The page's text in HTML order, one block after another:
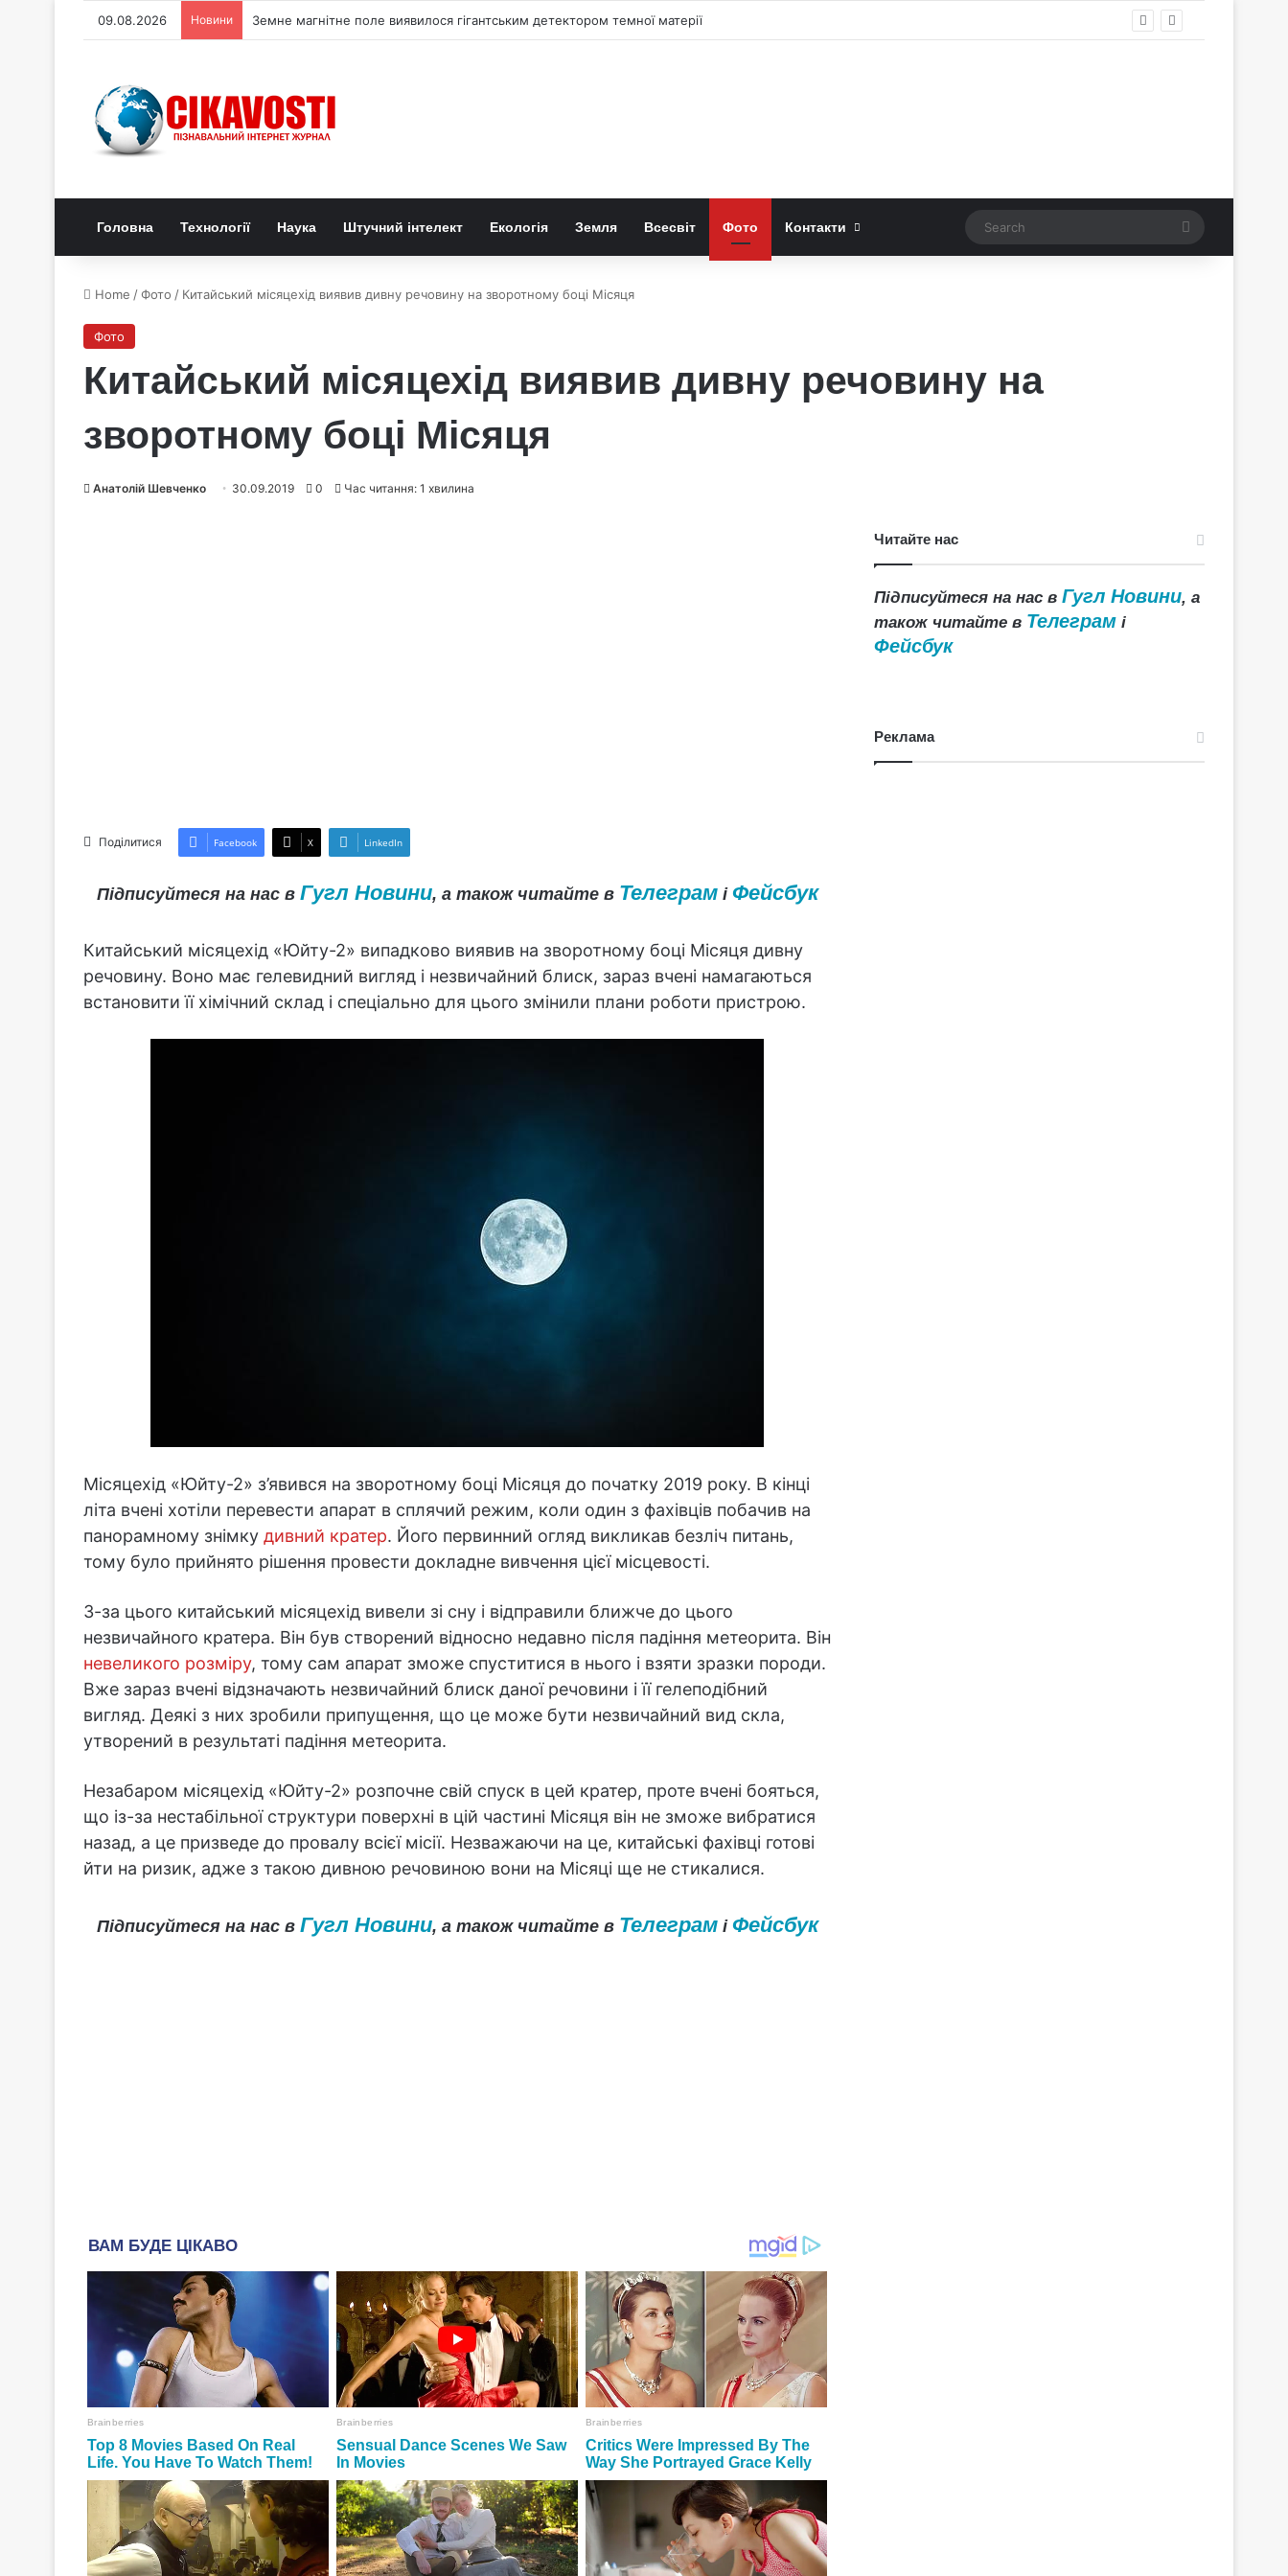
09.08.2026 Новини Земне магнітне поле виявилося гігантським детектором темної матерії
Головна Технології Наука Штучний інтелект Екологія Земля Всесвіт Фото Контакти Search
Home /Фото / Китайський місяцехід виявив дивну речовину на зворотному боці Місяця
Фото
Китайський місяцехід виявив дивну речовину на
зворотному боці Місяця
Анатолій Шевченко 30.09.2019 0 Час читання: 1 хвилина
Поділитися Facebook X LinkedIn
Підписуйтеся на нас в Гугл Новини, а також читайте в Телеграмі Фейсбук
Китайський місяцехід «Юйту-2» випадково виявив на зворотному боці Місяця дивну
речовину. Воно має гелевидний вигляд і незвичайний блиск, зараз вчені намагаються
встановити її хімічний склад і спеціально для цього змінили плани роботи пристрою.
Місяцехід «Юйту-2» з’явився на зворотному боці Місяця до початку 2019 року. В кінці
літа вчені хотіли перевести апарат в сплячий режим, коли один з фахівців побачив на
панорамному знімку дивний кратер. Його первинний огляд викликав безліч питань,
тому було прийнято рішення провести докладне вивчення цієї місцевості.
З-за цього китайський місяцехід вивели зі сну і відправили ближче до цього
незвичайного кратера. Він був створений відносно недавно після падіння метеорита. Він
невеликого розміру, тому сам апарат зможе спуститися в нього і взяти зразки породи.
Вже зараз вчені відзначають незвичайний блиск даної речовини і її гелеподібний
вигляд. Деякі з них зробили припущення, що це може бути незвичайний вид скла,
утворений в результаті падіння метеорита.
Незабаром місяцехід «Юйту-2» розпочне свій спуск в цей кратер, проте вчені бояться,
що із-за нестабільної структури поверхні в цій частині Місяця він не зможе вибратися
назад, а це призведе до провалу всієї місії. Незважаючи на це, китайські фахівці готові
йти на ризик, адже з такою дивною речовиною вони на Місяці ще не стикалися.
Підписуйтеся на нас в Гугл Новини, а також читайте в Телеграмі Фейсбук
Читайте нас
Підписуйтеся на нас вГугл Новини, а
також читайте в Телеграм і
Фейсбук
Реклама